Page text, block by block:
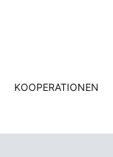
KOOPERATIONEN